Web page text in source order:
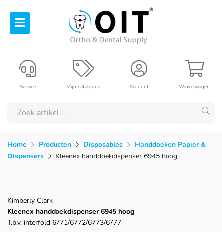
Winkelwagen
Account
Mijn catalogus
Service
Home Producten Disposables
Handdoeken Papier &
Dispensers
Kleenex handdoekdispenser 6945 hoog
Kimberly Clark
Kleenex handdoekdispenser 6945 hoog
T.b.v. interfold 6771/6772/6773/6777